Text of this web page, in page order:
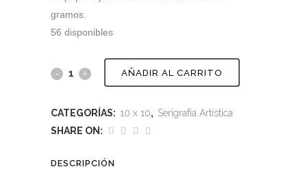
gramos.
56 disponibles
AÑADIR AL CARRITO
CATEGORÍAS: 10 x 10, Serigrafía Artística
SHARE ON:
DESCRIPCIÓN